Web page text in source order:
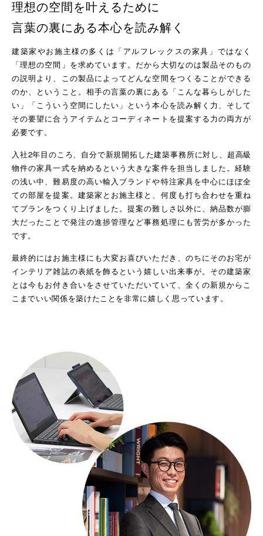
理想の空間を叶えるために
言葉の裏にある本心を読み解く
建築家やお施主様の多くは「アルフレックスの家具」ではなく
「理想の空間」を求めています。だから大切なのは製品そのもの
の説明より、この製品によってどんな空間をつくることができる
のか、ということ。相手の言葉の裏にある「こんな暮らしがした
い」「こういう空間にしたい」という本心を読み解く力、そして
その要望に合うアイテムとコーディネートを提案する力の両方が
必要です。
入社2年目のころ、自分で新規開拓した建築事務所に対し、超高級
物件の家具一式を納めるという大きな案件を担当しました。経験
の浅い中、難易度の高い輸入ブランドや特注家具を中心にほぼ全
ての部屋を提案。建築家とお施主様と、何度も打ち合わせを重ね
てプランをつくり上げました。提案の難しさ以外に、納品数が膨
大だったことで発注の進捗管理など事務処理にも苦労が多かった
です。
最終的にはお施主様にも大変お喜びいただき、のちにそのお宅が
インテリア雑誌の表紙を飾るという嬉しい出来事が。その建築家
とは今もお付き合いをさせていただいていて、全くの新規からこ
こまでいい関係を築けたことを非常に嬉しく思っています。